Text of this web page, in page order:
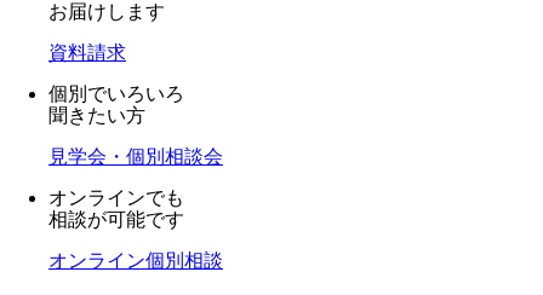
お届けします
資料請求
個別でいろいろ
聞きたい方
見学会・個別相談会
オンラインでも
相談が可能です
オンライン個別相談